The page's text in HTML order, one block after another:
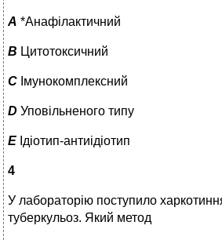
A *Анафілактичний
B Цитотоксичний
C Імунокомплексний
D Уповільненого типу
E Ідіотип-антиідіотип
4
У лабораторію поступило
туберкульоз. Який метод